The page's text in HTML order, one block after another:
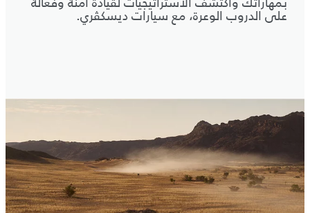
على الدروب الوعرة، مع سيارات ديسكڤري.